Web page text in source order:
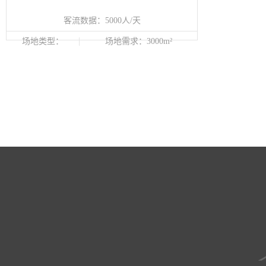
客流数据：5000人/天
场地类型： 场地需求：3000m²